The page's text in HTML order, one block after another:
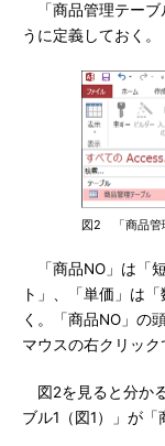
「商品管理テーブ
うに定義しておく。
図2 「商品管
「商品NO」は「
ト」、「単価」は
く。「商品NO」の
マウスの右クリック
図2を見ると分か
ブル1（図1）」が「